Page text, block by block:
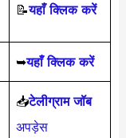
📝यहाँ क्लिक करें
➥यहाँ क्लिक करें
📥टेलीग्राम जॉब
अपड़ेस